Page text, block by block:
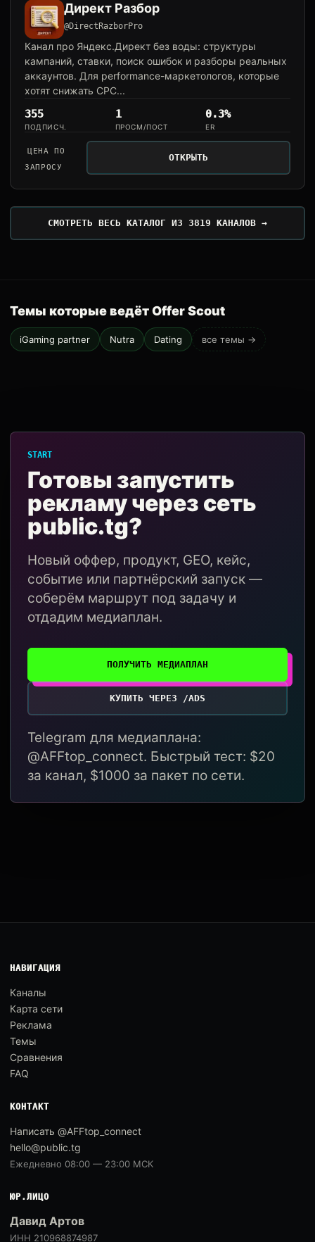
Директ Разбор
@DirectRazborPro
Канал про Яндекс.Директ без воды: структуры
кампаний, ставки, поиск ошибок и разборы реальных
аккаунтов. Для performance-маркетологов, которые
хотят снижать CPC...
355
ПОДПИСЧ.
1
ПРОСМ/ПОСТ
0.3%
ER
ЦЕНА ПО
ЗАПРОСУ
ОТКРЫТЬ
СМОТРЕТЬ ВЕСЬ КАТАЛОГ ИЗ 3819 КАНАЛОВ →
Темы которые ведёт Offer Scout
iGaming partner Nutra Dating все темы →
START
Готовы запустить
рекламу через сеть
public.tg?
Новый оффер, продукт, GEO, кейс,
событие или партнёрский запуск —
соберём маршрут под задачу и
отдадим медиаплан.
ПОЛУЧИТЬ МЕДИАПЛАН
КУПИТЬ ЧЕРЕЗ /ADS
Telegram для медиаплана:
@AFFtop_connect. Быстрый тест: $20
за канал, $1000 за пакет по сети.
НАВИГАЦИЯ
Каналы
Карта сети
Реклама
Темы
Сравнения
FAQ
КОНТАКТ
Написать @AFFtop_connect
hello@public.tg
Ежедневно 08:00 — 23:00 МСК
ЮР.ЛИЦО
Давид Артов
ИНН 210968874987